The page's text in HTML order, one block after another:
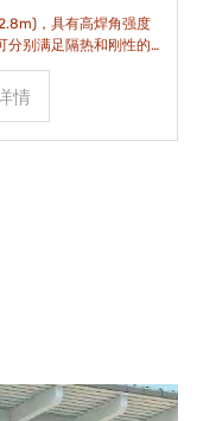
，具有高焊角强度
分别满足隔热和刚性的
情